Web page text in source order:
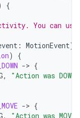
{
You can
: MotionEvent):
)
{
-> {
,
"Action was DOWN"
-> {
,
"Action was MOVE"